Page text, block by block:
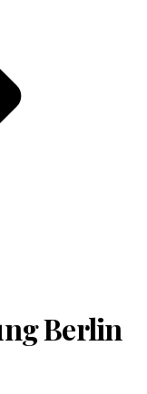
Berlin